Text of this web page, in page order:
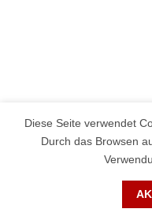
Diese Seite verwendet
Durch das Browsen